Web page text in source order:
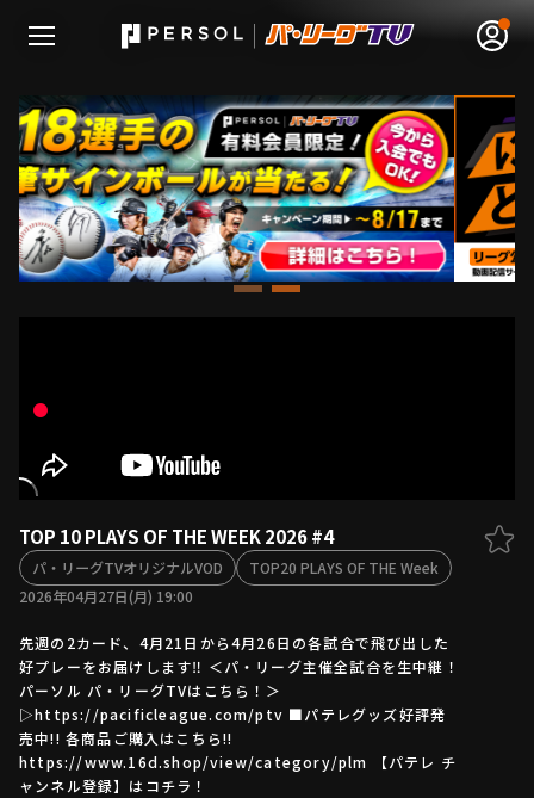
無料アカウント登録 ログイン
HOME
日程･結果
順位表･成績
ファーム東地区
ファーム西地区
交流戦
選手名鑑
選手名鑑トップ
北海道日本ハムファイターズ
東北楽天ゴールデンイーグルス
埼玉西武ライオンズ
千葉ロッテマリーンズ
オリックス・バファローズ
福岡ソフトバンクホークス
ニュース
設定
TOP 10 PLAYS OF THE WEEK 2026 #4
パ・リーグTVオリジナルVOD
TOP20 PLAYS OF THE Week
2026年04月27日(月) 19:00
先週の2カード、4月21日から4月26日の各試合で飛び出した
好プレーをお届けします‼︎ ＜パ・リーグ主催全試合を生中継！
パーソル パ・リーグTVはこちら！＞
▷https://pacificleague.com/ptv ■パテレグッズ好評発
売中!! 各商品ご購入はこちら!!
https://www.16d.shop/view/category/plm 【パテレ チ
ャンネル登録】はコチラ！